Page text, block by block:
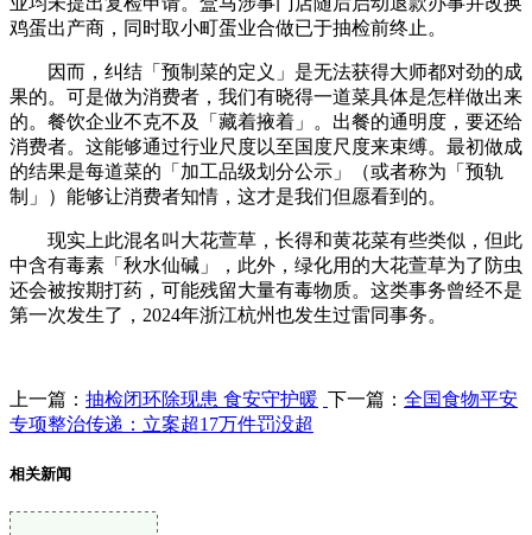
鸡蛋出产商，同时取小町蛋业合做已于抽检前终止。
因而，纠结「预制菜的定义」是无法获得大师都对劲的成
果的。可是做为消费者，我们有晓得一道菜具体是怎样做出来
的。餐饮企业不克不及「藏着掖着」。出餐的通明度，要还给
消费者。这能够通过行业尺度以至国度尺度来束缚。最初做成
的结果是每道菜的「加工品级划分公示」（或者称为「预轨
制」）能够让消费者知情，这才是我们但愿看到的。
现实上此混名叫大花萱草，长得和黄花菜有些类似，但此
中含有毒素「秋水仙碱」，此外，绿化用的大花萱草为了防虫
还会被按期打药，可能残留大量有毒物质。这类事务曾经不是
第一次发生了，2024年浙江杭州也发生过雷同事务。
上一篇： 抽检闭环除现患 食安守护暖 下一篇： 全国食物平安
专项整治传递：立案超17万件罚没超
相关新闻